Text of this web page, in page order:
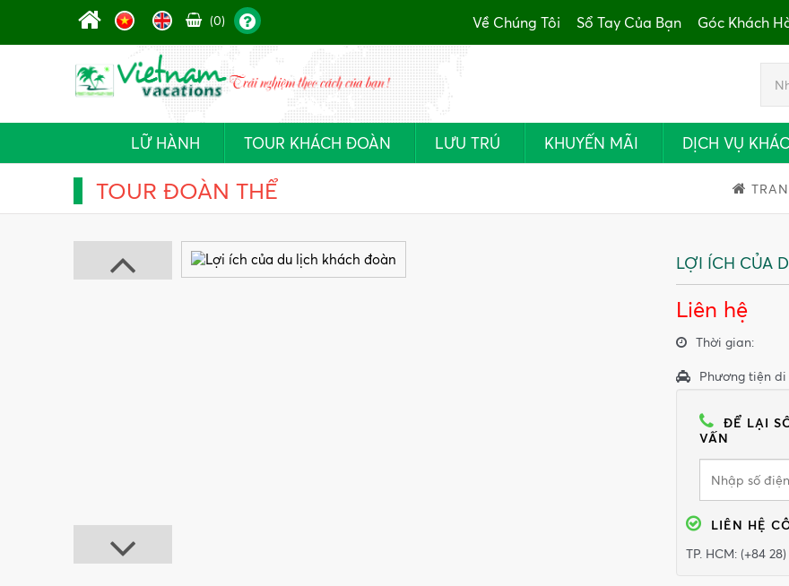
(0) Về Chúng Tôi Sổ Tay Của Bạn Góc Khách
LỮ HÀNH TOUR KHÁCH ĐOÀN LƯU TRÚ KHUYẾN MÃI DỊCH VỤ KHÁC
TOUR ĐOÀN THỂ
LỢI ÍCH CỦA
Liên hệ
Thời gian:
Phương tiện di
ĐỂ LẠI
VẤN
LIÊN HỆ
TP. HCM: (+84